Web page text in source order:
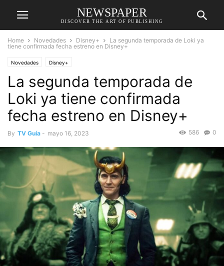
NEWSPAPER
DISCOVER THE ART OF PUBLISHING
Home Novedades Disney+
La segunda temporada de Loki ya
tiene confirmada fecha estreno en Disney+
Novedades Disney+
La segunda temporada de
Loki ya tiene confirmada
fecha estreno en Disney+
By TV Guía - mayo 16, 2023 0
586